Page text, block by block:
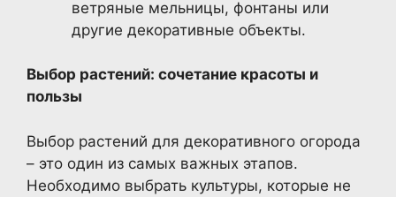
ветряные мельницы, фонтаны или
другие декоративные объекты.
Выбор растений: сочетание красоты и
пользы
Выбор растений для декоративного огорода
– это один из самых важных этапов.
Необходимо выбрать культуры, которые не